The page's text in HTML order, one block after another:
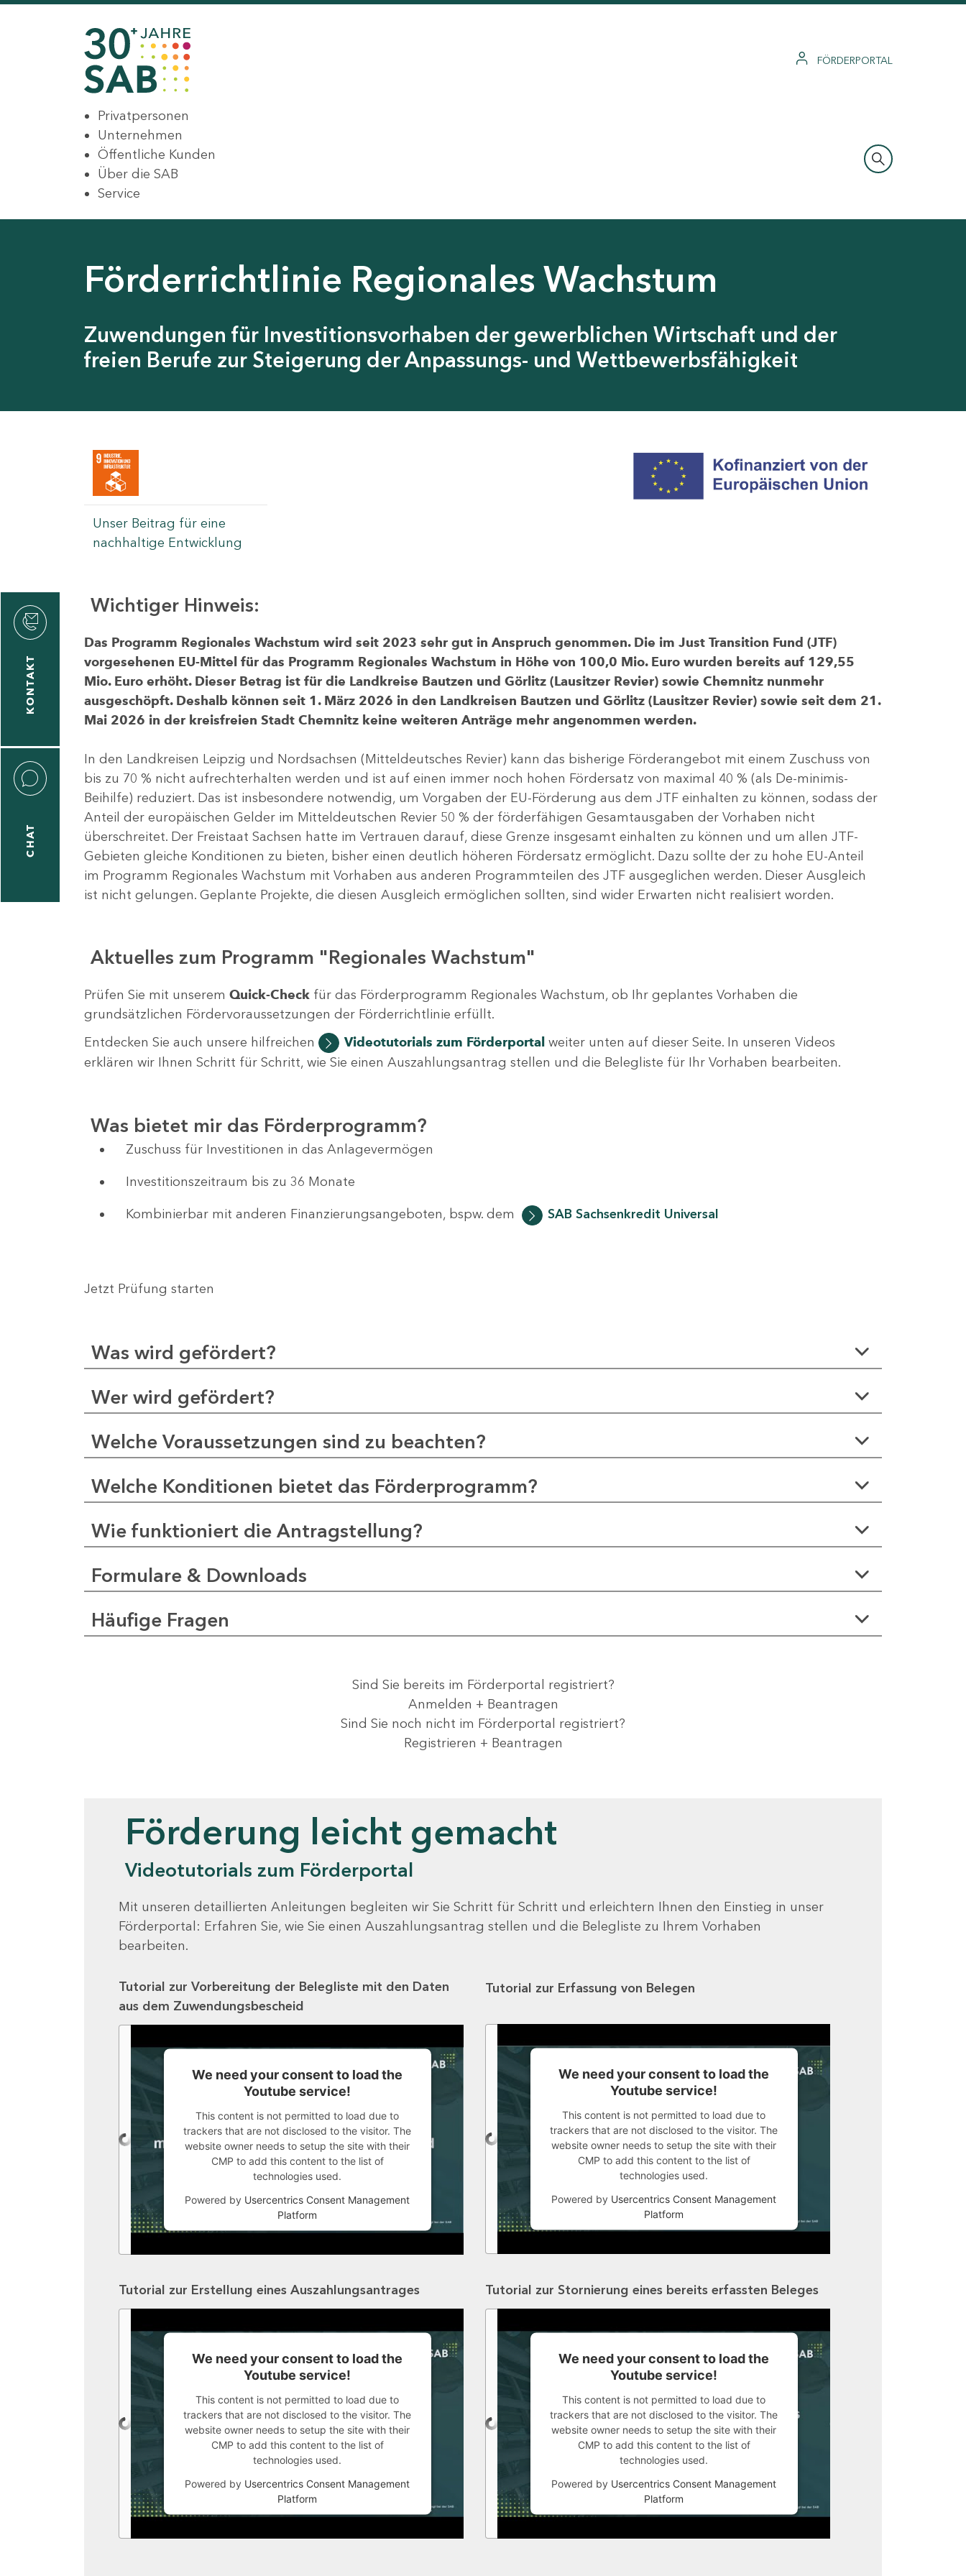
FÖRDERPORTAL
Privatpersonen
Unternehmen
Öffentliche Kunden
Über die SAB
Service
Förderrichtlinie Regionales Wachstum
Zuwendungen für Investitionsvorhaben der gewerblichen Wirtschaft und der
freien Berufe zur Steigerung der Anpassungs- und Wettbewerbsfähigkeit
Unser Beitrag für eine
nachhaltige Entwicklung
KONTAKT
CHAT
Wichtiger Hinweis:
Das Programm Regionales Wachstum wird seit 2023 sehr gut in Anspruch genommen. Die im Just Transition Fund (JTF)
vorgesehenen EU-Mittel für das Programm Regionales Wachstum in Höhe von 100,0 Mio. Euro wurden bereits auf 129,55
Mio. Euro erhöht. Dieser Betrag ist für die Landkreise Bautzen und Görlitz (Lausitzer Revier) sowie Chemnitz nunmehr
ausgeschöpft. Deshalb können seit 1. März 2026 in den Landkreisen Bautzen und Görlitz (Lausitzer Revier) sowie seit dem 21.
Mai 2026 in der kreisfreien Stadt Chemnitz keine weiteren Anträge mehr angenommen werden.
In den Landkreisen Leipzig und Nordsachsen (Mitteldeutsches Revier) kann das bisherige Förderangebot mit einem Zuschuss von
bis zu 70 % nicht aufrechterhalten werden und ist auf einen immer noch hohen Fördersatz von maximal 40 % (als De-minimis-
Beihilfe) reduziert. Das ist insbesondere notwendig, um Vorgaben der EU-Förderung aus dem JTF einhalten zu können, sodass der
Anteil der europäischen Gelder im Mitteldeutschen Revier 50 % der förderfähigen Gesamtausgaben der Vorhaben nicht
überschreitet. Der Freistaat Sachsen hatte im Vertrauen darauf, diese Grenze insgesamt einhalten zu können und um allen JTF-
Gebieten gleiche Konditionen zu bieten, bisher einen deutlich höheren Fördersatz ermöglicht. Dazu sollte der zu hohe EU-Anteil
im Programm Regionales Wachstum mit Vorhaben aus anderen Programmteilen des JTF ausgeglichen werden. Dieser Ausgleich
ist nicht gelungen. Geplante Projekte, die diesen Ausgleich ermöglichen sollten, sind wider Erwarten nicht realisiert worden.
Aktuelles zum Programm "Regionales Wachstum"
Prüfen Sie mit unserem Quick-Check für das Förderprogramm Regionales Wachstum, ob Ihr geplantes Vorhaben die
grundsätzlichen Fördervoraussetzungen der Förderrichtlinie erfüllt.
Entdecken Sie auch unsere hilfreichen
Videotutorials zum Förderportalweiter unten auf dieser Seite. In unseren Videos
erklären wir Ihnen Schritt für Schritt, wie Sie einen Auszahlungsantrag stellen und die Belegliste für Ihr Vorhaben bearbeiten.
Was bietet mir das Förderprogramm?
Zuschuss für Investitionen in das Anlagevermögen
Investitionszeitraum bis zu 36 Monate
Kombinierbar mit anderen Finanzierungsangeboten, bspw. dem SAB Sachsenkredit Universal
Jetzt Prüfung starten
Was wird gefördert?
Wer wird gefördert?
Welche Voraussetzungen sind zu beachten?
Welche Konditionen bietet das Förderprogramm?
Wie funktioniert die Antragstellung?
Formulare & Downloads
Häufige Fragen
Sind Sie bereits im Förderportal registriert?
Anmelden + Beantragen
Sind Sie noch nicht im Förderportal registriert?
Registrieren + Beantragen
Förderung leicht gemacht
Videotutorials zum Förderportal
Mit unseren detaillierten Anleitungen begleiten wir Sie Schritt für Schritt und erleichtern Ihnen den Einstieg in unser
Förderportal: Erfahren Sie, wie Sie einen Auszahlungsantrag stellen und die Belegliste zu Ihrem Vorhaben
bearbeiten.
Tutorial zur Vorbereitung der Belegliste mit den Daten
aus dem Zuwendungsbescheid
We need your consent to load the
Youtube service!
This content is not permitted to load due to
trackers that are not disclosed to the visitor. The
website owner needs to setup the site with their
CMP to add this content to the list of
technologies used.
Powered by Usercentrics Consent Management
Platform
Tutorial zur Erfassung von Belegen
We need your consent to load the
Youtube service!
This content is not permitted to load due to
trackers that are not disclosed to the visitor. The
website owner needs to setup the site with their
CMP to add this content to the list of
technologies used.
Powered by Usercentrics Consent Management
Platform
Tutorial zur Erstellung eines Auszahlungsantrages
We need your consent to load the
Youtube service!
This content is not permitted to load due to
trackers that are not disclosed to the visitor. The
website owner needs to setup the site with their
CMP to add this content to the list of
technologies used.
Powered by Usercentrics Consent Management
Platform
Tutorial zur Stornierung eines bereits erfassten Beleges
We need your consent to load the
Youtube service!
This content is not permitted to load due to
trackers that are not disclosed to the visitor. The
website owner needs to setup the site with their
CMP to add this content to the list of
technologies used.
Powered by Usercentrics Consent Management
Platform